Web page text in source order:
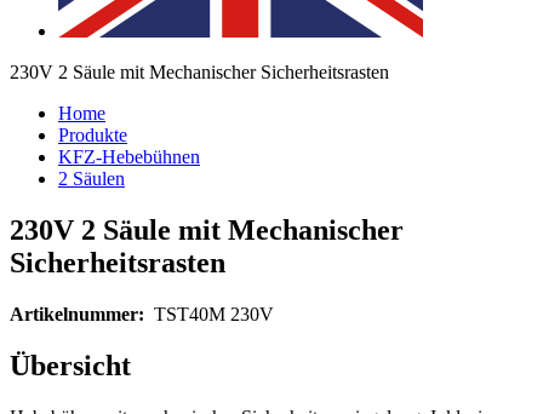
230V 2 Säule mit Mechanischer Sicherheitsrasten
Home
Produkte
KFZ-Hebebühnen
2 Säulen
230V 2 Säule mit Mechanischer
Sicherheitsrasten
Artikelnummer: TST40M 230V
Übersicht